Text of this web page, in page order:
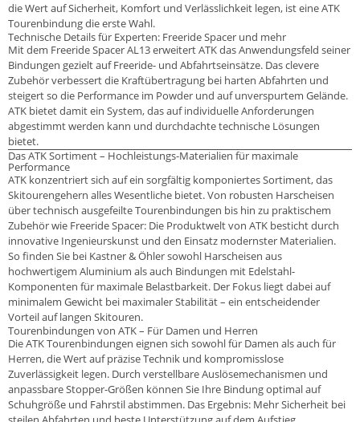
die Wert auf Sicherheit, Komfort und Verlässlichkeit legen, ist eine ATK
Tourenbindung die erste Wahl.
Technische Details für Experten: Freeride Spacer und mehr
Mit dem Freeride Spacer AL13 erweitert ATK das Anwendungsfeld seiner
Bindungen gezielt auf Freeride- und Abfahrtseinsätze. Das clevere
Zubehör verbessert die Kraftübertragung bei harten Abfahrten und
steigert so die Performance im Powder und auf unverspurtem Gelände.
ATK bietet damit ein System, das auf individuelle Anforderungen
abgestimmt werden kann und durchdachte technische Lösungen
bietet.
Das ATK Sortiment – Hochleistungs-Materialien für maximale
Performance
ATK konzentriert sich auf ein sorgfältig komponiertes Sortiment, das
Skitourengehern alles Wesentliche bietet. Von robusten Harscheisen
über technisch ausgefeilte Tourenbindungen bis hin zu praktischem
Zubehör wie Freeride Spacer: Die Produktwelt von ATK besticht durch
innovative Ingenieurskunst und den Einsatz modernster Materialien.
So finden Sie bei Kastner & Öhler sowohl Harscheisen aus
hochwertigem Aluminium als auch Bindungen mit Edelstahl-
Komponenten für maximale Belastbarkeit. Der Fokus liegt dabei auf
minimalem Gewicht bei maximaler Stabilität – ein entscheidender
Vorteil auf langen Skitouren.
Tourenbindungen von ATK – Für Damen und Herren
Die ATK Tourenbindungen eignen sich sowohl für Damen als auch für
Herren, die Wert auf präzise Technik und kompromisslose
Zuverlässigkeit legen. Durch verstellbare Auslösemechanismen und
anpassbare Stopper-Größen können Sie Ihre Bindung optimal auf
Schuhgröße und Fahrstil abstimmen. Das Ergebnis: Mehr Sicherheit bei